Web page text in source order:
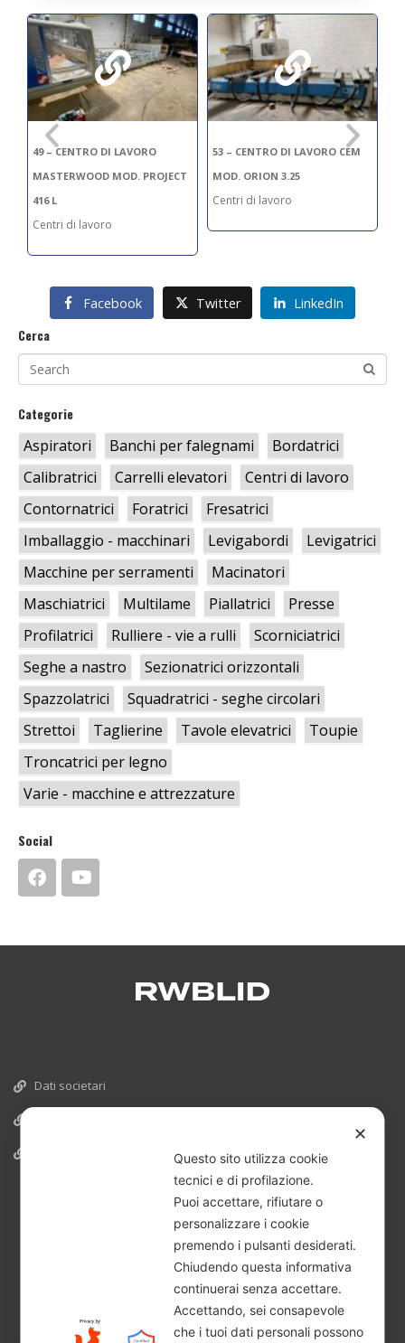
49 – CENTRO DI LAVORO
MASTERWOOD MOD. PROJECT
416 L
Centri di lavoro
53 – CENTRO DI LAVORO CEM
MOD. ORION 3.25
Centri di lavoro
Facebook Twitter LinkedIn
Cerca
Categorie
Aspiratori Banchi per falegnami
Bordatrici
Calibratrici
Carrelli elevatori
Centri di lavoro
Contornatrici
Foratrici
Fresatrici
Imballaggio - macchinari
Levigabordi
Levigatrici
Macchine per serramenti
Macinatori
Maschiatrici
Multilame Piallatrici
Presse
Profilatrici
Rulliere - vie a rulli
Scorniciatrici
Seghe a nastro
Sezionatrici orizzontali
Spazzolatrici
Squadratrici - seghe circolari
Strettoi
Taglierine Tavole elevatrici
Toupie
Troncatrici per legno
Varie - macchine e attrezzature
Social
Dati societari
✕
Questo sito utilizza cookie
tecnici e di profilazione.
Puoi accettare, rifiutare o
personalizzare i cookie
premendo i pulsanti desiderati.
Chiudendo questa informativa
continuerai senza accettare.
Accettando, sei consapevole
che i tuoi dati personali possono